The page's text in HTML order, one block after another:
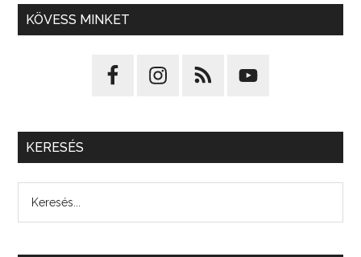
KÖVESS MINKET
KERESÉS